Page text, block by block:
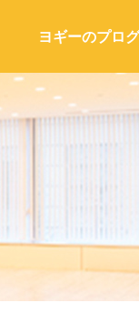
ヨギーのプロ